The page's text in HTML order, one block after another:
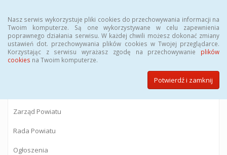
Nasz serwis wykorzystuje pliki cookies do przechowywania informacji na
Twoim komputerze. Są one wykorzystywane w celu zapewnienia
poprawnego działania serwisu. W każdej chwili możesz dokonać zmiany
ustawień dot. przechowywania plików cookies w Twojej przeglądarce.
Korzystając z serwisu wyrażasz zgodę na przechowywanie plików
cookies na Twoim komputerze.
Potwierdź i zamknij
BIULETYN INFORMACJI PUBLICZNEJ
Starostwa Powiatowego w Gostyninie
Zarząd Powiatu
Rada Powiatu
Ogłoszenia